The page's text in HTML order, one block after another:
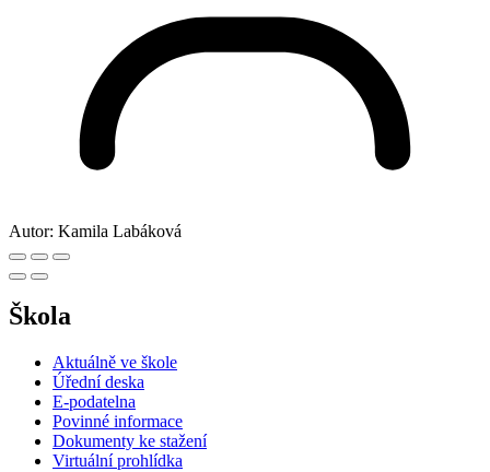
Autor: Kamila Labáková
Škola
Aktuálně ve škole
Úřední deska
E-podatelna
Povinné informace
Dokumenty ke stažení
Virtuální prohlídka